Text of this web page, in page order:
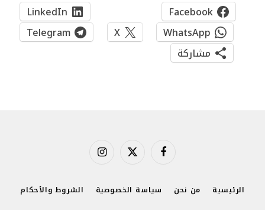
Facebook
LinkedIn
WhatsApp
X
Telegram
مشاركة
فيسبوك X الانستغرام
الرئيسية من نحن سياسة الخصوصية الشروط والأحكام